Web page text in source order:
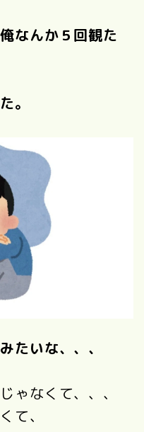
なんか５回観た
。
たいな、、、
ゃなくて、、、
て、